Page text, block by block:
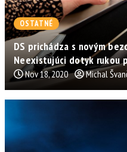
OSTATNÉ
DS prichádza s novým
Neexistujúci dotyk rukou
Nov 18, 2020 Michal